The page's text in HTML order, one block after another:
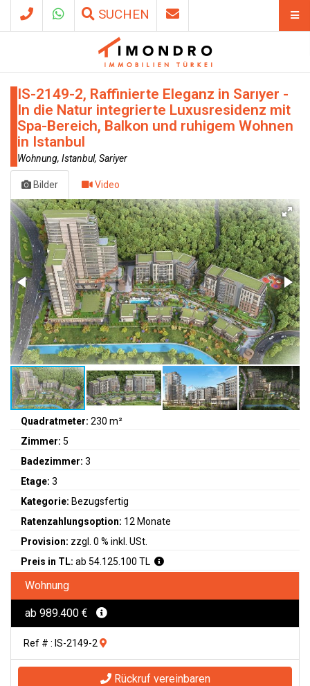
SUCHEN
IS-2149-2, Raffinierte Eleganz in Sarıyer -
In die Natur integrierte Luxusresidenz mit
Spa-Bereich, Balkon und ruhigem Wohnen
in Istanbul
Wohnung, Istanbul, Sariyer
Bilder Video
Quadratmeter: 230 m²
Zimmer: 5
Badezimmer: 3
Etage: 3
Kategorie: Bezugsfertig
Ratenzahlungsoption: 12 Monate
Provision: zzgl. 0 % inkl. USt.
Preis in TL: ab 54.125.100 TL
Wohnung
ab 989.400 €
Ref # : IS-2149-2
Rückruf vereinbaren